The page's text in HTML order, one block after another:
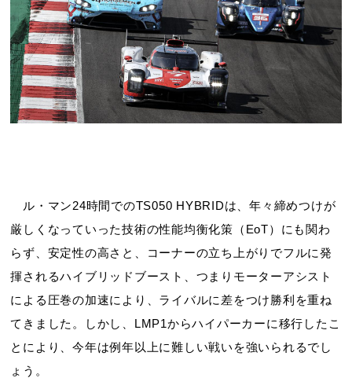
ル・マン24時間でのTS050 HYBRIDは、年々締めつけが
厳しくなっていった技術の性能均衡化策（EoT）にも関わ
らず、安定性の高さと、コーナーの立ち上がりでフルに発
揮されるハイブリッドブースト、つまりモーターアシスト
による圧巻の加速により、ライバルに差をつけ勝利を重ね
てきました。しかし、LMP1からハイパーカーに移行したこ
とにより、今年は例年以上に難しい戦いを強いられるでし
ょう。